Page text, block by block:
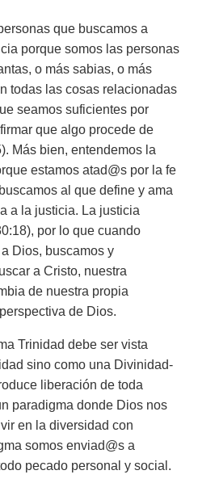
que buscamos a
porque somos las personas
o más sabias, o más
todas las cosas relacionadas
seamos suficientes por
que algo procede de
Más bien, entendemos la
estamos atad@s por la fe
al que define y ama
a la justicia. La justicia
por lo que cuando
Dios, buscamos y
a Cristo, nuestra
de nuestra propia
de Dios.
Trinidad debe ser vista
sino como una Divinidad-
liberación de toda
paradigma donde Dios nos
en la diversidad con
somos enviad@s a
pecado personal y social.